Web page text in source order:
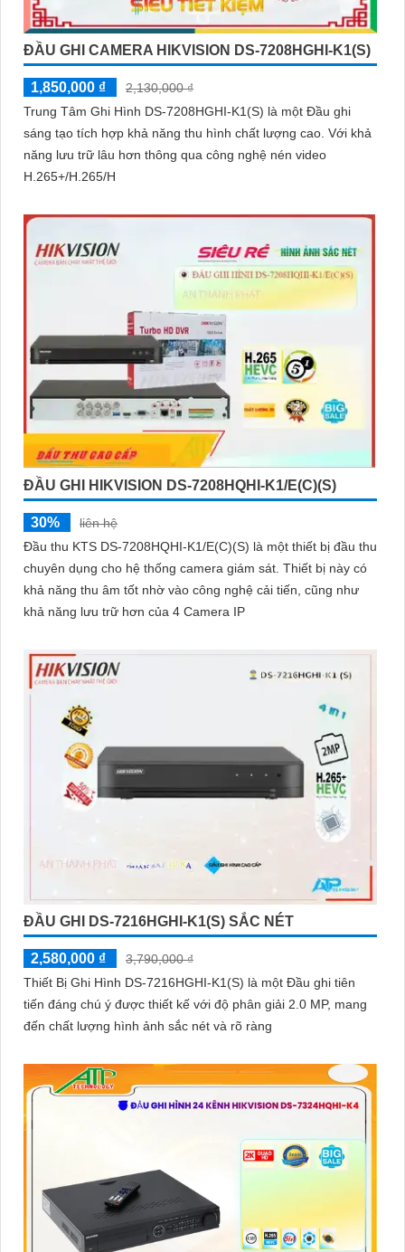
ĐẦU GHI CAMERA HIKVISION DS-7208HGHI-K1(S)
1,850,000 ₫
2,130,000 ₫
Trung Tâm Ghi Hình DS-7208HGHI-K1(S) là một Đầu ghi
sáng tạo tích hợp khả năng thu hình chất lượng cao. Với khả
năng lưu trữ lâu hơn thông qua công nghệ nén video
H.265+/H.265/H
ĐẦU GHI HIKVISION DS-7208HQHI-K1/E(C)(S)
30%
liên hệ
Đầu thu KTS DS-7208HQHI-K1/E(C)(S) là một thiết bị đầu thu
chuyên dụng cho hệ thống camera giám sát. Thiết bị này có
khả năng thu âm tốt nhờ vào công nghệ cải tiến, cũng như
khả năng lưu trữ hơn của 4 Camera IP
ĐẦU GHI DS-7216HGHI-K1(S) SẮC NÉT
2,580,000 ₫
3,790,000 ₫
Thiết Bị Ghi Hình DS-7216HGHI-K1(S) là một Đầu ghi tiên
tiến đáng chú ý được thiết kế với độ phân giải 2.0 MP, mang
đến chất lượng hình ảnh sắc nét và rõ ràng